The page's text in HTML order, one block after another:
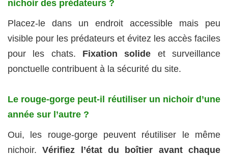
nichoir des prédateurs ?
Placez-le dans un endroit accessible mais peu
visible pour les prédateurs et évitez les accès faciles
pour les chats. Fixation solide et surveillance
ponctuelle contribuent à la sécurité du site.
Le rouge-gorge peut-il réutiliser un nichoir d’une
année sur l’autre ?
Oui, les rouge-gorge peuvent réutiliser le même
nichoir.Vérifiez l’état du boîtier avant chaque